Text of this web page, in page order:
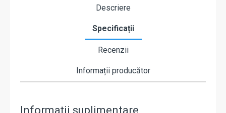
Descriere
Specificații
Recenzii
Informații producător
Informații suplimentare